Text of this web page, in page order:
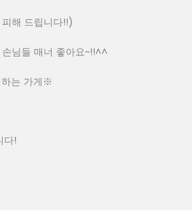
해 드립니다!!)
님들 매너 좋아요~!!^^
는 가게※
다!